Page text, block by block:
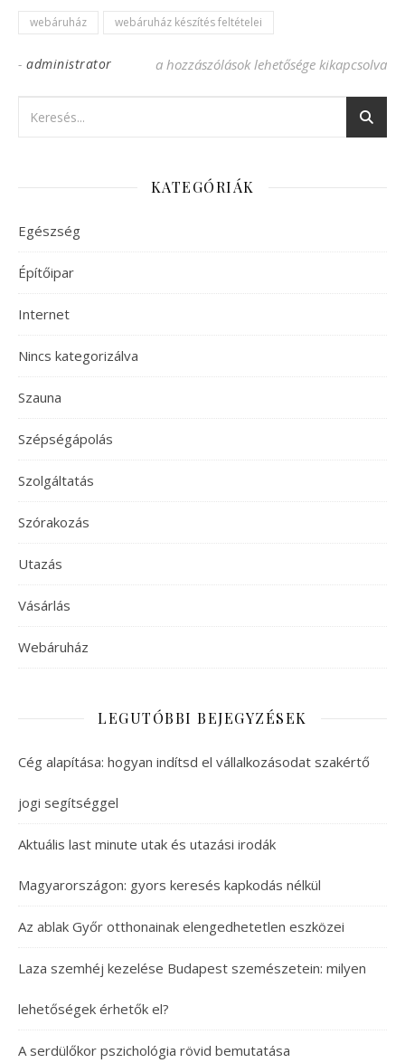
webáruház webáruház készítés feltételei
- administrator A magyarországi webáruház készítés
a hozzászólások lehetősége kikapcsolva
KATEGÓRIÁK
Egészség
Építőipar
Internet
Nincs kategorizálva
Szauna
Szépségápolás
Szolgáltatás
Szórakozás
Utazás
Vásárlás
Webáruház
LEGUTÓBBI BEJEGYZÉSEK
Cég alapítása: hogyan indítsd el vállalkozásodat szakértő
jogi segítséggel
Aktuális last minute utak és utazási irodák
Magyarországon: gyors keresés kapkodás nélkül
Az ablak Győr otthonainak elengedhetetlen eszközei
Laza szemhéj kezelése Budapest szemészetein: milyen
lehetőségek érhetők el?
A serdülőkor pszichológia rövid bemutatása